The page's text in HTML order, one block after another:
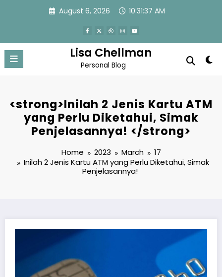
August 6, 2026 10:31:37 AM
Lisa Chellman
Personal Blog
<strong>Inilah 2 Jenis Kartu ATM
yang Perlu Diketahui, Simak
Penjelasannya! </strong>
Home 2023 March
17
Inilah 2 Jenis Kartu ATM yang Perlu Diketahui, Simak
Penjelasannya!